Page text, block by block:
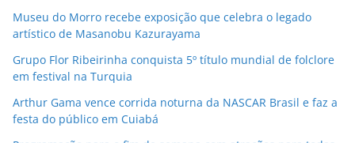
Museu do Morro recebe exposição que celebra o legado
artístico de Masanobu Kazurayama
Grupo Flor Ribeirinha conquista 5º título mundial de folclore
em festival na Turquia
Arthur Gama vence corrida noturna da NASCAR Brasil e faz a
festa do público em Cuiabá